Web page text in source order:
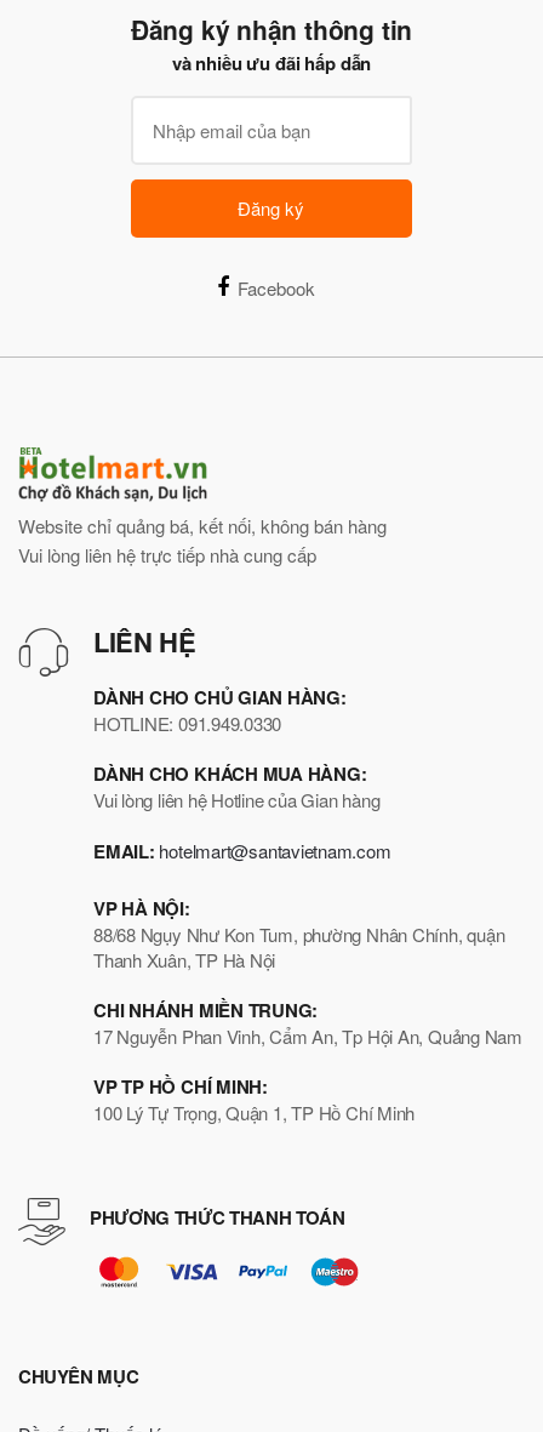
Đăng ký nhận thông tin
và nhiều ưu đãi hấp dẫn
Đăng ký
Facebook
Website chỉ quảng bá, kết nối, không bán hàng
Vui lòng liên hệ trực tiếp nhà cung cấp
LIÊN HỆ
DÀNH CHO CHỦ GIAN HÀNG:
HOTLINE: 091.949.0330
DÀNH CHO KHÁCH MUA HÀNG:
Vui lòng liên hệ Hotline của Gian hàng
EMAIL: hotelmart@santavietnam.com
VP HÀ NỘI:
88/68 Ngụy Như Kon Tum, phường Nhân Chính, quận
Thanh Xuân, TP Hà Nội
CHI NHÁNH MIỀN TRUNG:
17 Nguyễn Phan Vinh, Cẩm An, Tp Hội An, Quảng Nam
VP TP HỒ CHÍ MINH:
100 Lý Tự Trọng, Quận 1, TP Hồ Chí Minh
PHƯƠNG THỨC THANH TOÁN
CHUYÊN MỤC